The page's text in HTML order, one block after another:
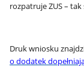
rozpatruje ZUS –
Druk wniosku
o dodatek